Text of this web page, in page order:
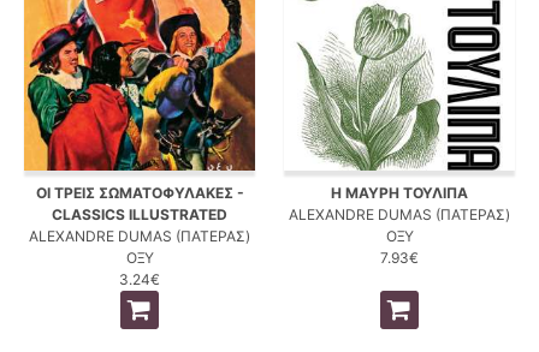
ΟΙ ΤΡΕΙΣ ΣΩΜΑΤΟΦΥΛΑΚΕΣ -
CLASSICS ILLUSTRATED
ALEXANDRE DUMAS (ΠΑΤΕΡΑΣ)
ΟΞΥ
3.24€
Η ΜΑΥΡΗ ΤΟΥΛΙΠΑ
ALEXANDRE DUMAS (ΠΑΤΕΡΑΣ)
ΟΞΥ
7.93€